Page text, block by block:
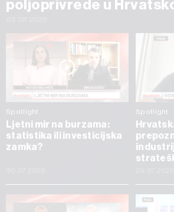
poljoprivrede u
Spotlight
Ljetni mir na burzama:
statistika ili investicijska
zamka?
Spotlight